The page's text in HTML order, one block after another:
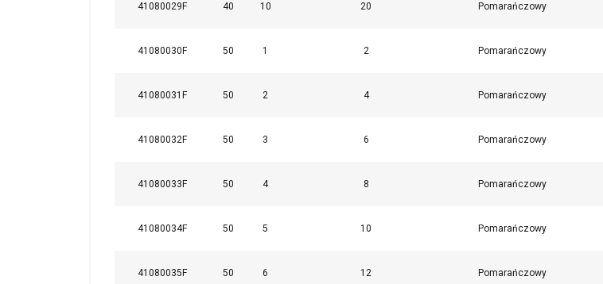
41080029F 40 10 20 Pomarańczowy
41080030F 50 1 2 Pomarańczowy
41080031F 50 2 4 Pomarańczowy
41080032F 50 3 6 Pomarańczowy
41080033F 50 4 8 Pomarańczowy
41080034F 50 5 10 Pomarańczowy
41080035F 50 6 12 Pomarańczowy